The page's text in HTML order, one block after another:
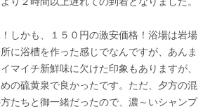
しかも、１５０円の激安価格！浴場は岩場
に浴槽を作った感じでなんですが、あんま
マイチ新鮮味に欠けた印象もありますが、
の硫黄泉で良かったです。ただ、夕方の混
たちと御一緒だったので、濃～いシャンプ